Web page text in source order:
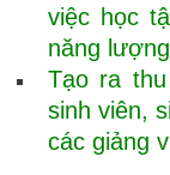
việc học
năng
Tạo ra
sinh viên,
các giảng